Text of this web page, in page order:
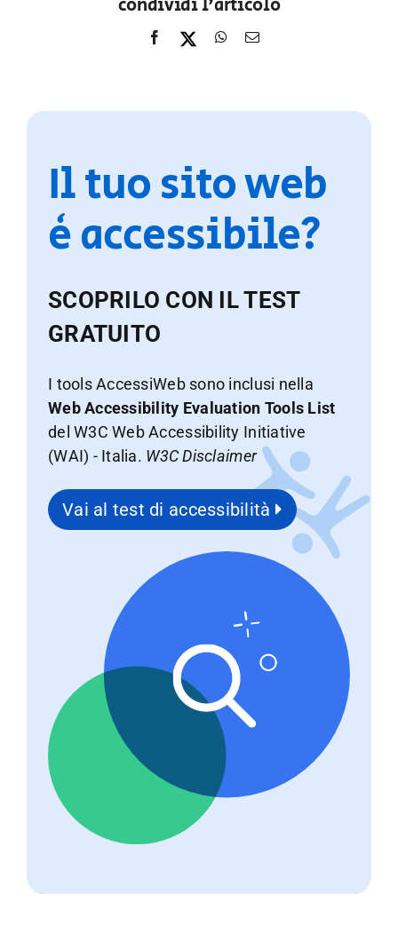
condividi l'articolo
Il tuo sito web
è accessibile?
SCOPRILO CON IL TEST
GRATUITO
I tools AccessiWeb sono inclusi nella
Web Accessibility Evaluation Tools List
del W3C Web Accessibility Initiative
(WAI) - Italia. W3C Disclaimer
Vai al test di accessibilità